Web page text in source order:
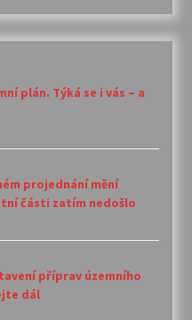
plán. Týká se i vás – a
projednání mění
části zatím nedošlo
příprav územního
dál